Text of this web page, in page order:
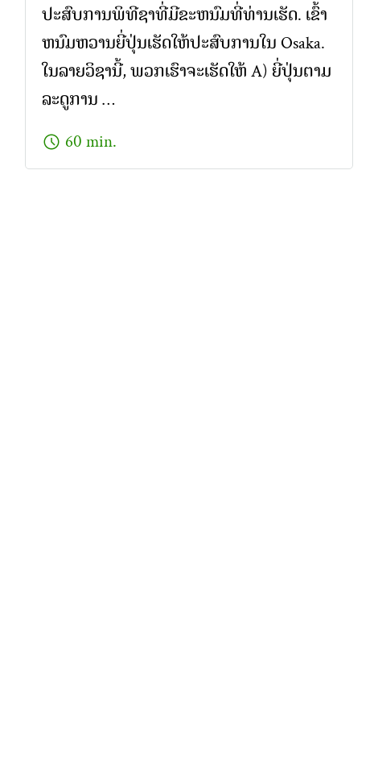
ປະສົບການພິທີຊາທີ່ມີຂະຫນົມທີ່ທ່ານເຮັດ. ເຂົ້າ
ຫນົມຫວານຍີ່ປຸ່ນເຮັດໃຫ້ປະສົບການໃນ Osaka.
ໃນລາຍວິຊານີ້, ພວກເຮົາຈະເຮັດໃຫ້ A) ຍີ່ປຸ່ນຕາມ
ລະດູການ …
schedule 60 min.